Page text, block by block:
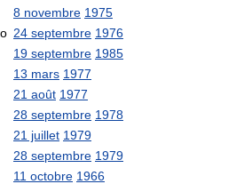
8 novembre 1975
24 septembre 1976
19 septembre 1985
13 mars 1977
21 août 1977
28 septembre 1978
21 juillet 1979
28 septembre 1979
11 octobre 1966